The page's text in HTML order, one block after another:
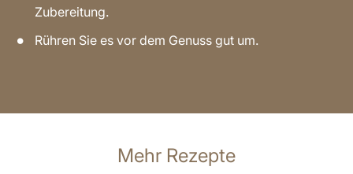
Zubereitung.
Rühren Sie es vor dem Genuss gut um.
Mehr Rezepte